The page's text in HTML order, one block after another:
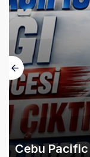
Cebu Pacific